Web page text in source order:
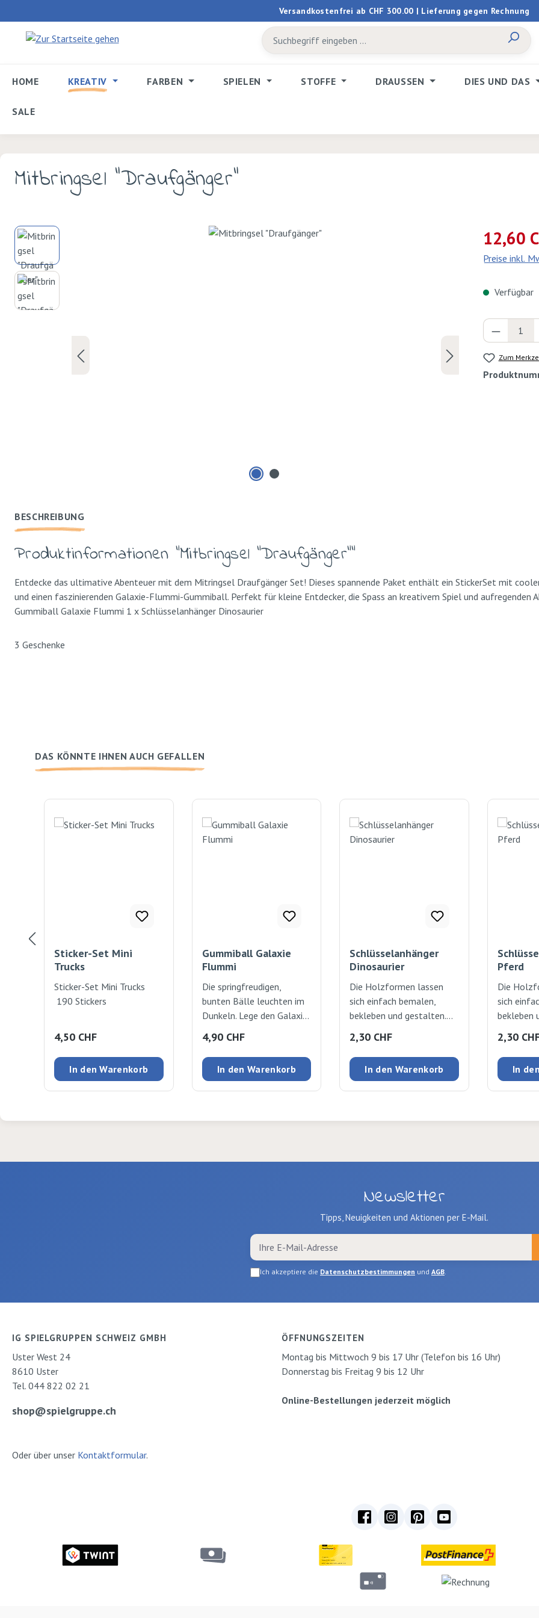
Versandkostenfrei ab CHF 300.00 | Lieferung gegen Rechnung
HOME KREATIV FARBEN SPIELEN STOFFE DRAUSSEN DIES UND DAS
SALE
Mitbringsel "Draufgänger"
Bildergalerie überspringen Verkaufspreis:
12,60
Preise inkl.
Verfügbar
Produkt
Zum
BESCHREIBUNG
Produktinformationen "Mitbringsel "Draufgänger""
Entdecke das ultimative Abenteuer mit dem Mitringsel Draufgänger Set! Dieses spannende Paket enthält ein StickerSet mit
und einen faszinierenden Galaxie-Flummi-Gummiball. Perfekt für kleine Entdecker, die Spass an kreativem Spiel und
Gummiball Galaxie Flummi 1 x Schlüsselanhänger Dinosaurier
3 Geschenke
DAS KÖNNTE IHNEN AUCH GEFALLEN
Sticker-Set Mini
Trucks
Sticker-Set Mini Trucks
190 Stickers
Regulärer Preis:
4,50 CHF
In den Warenkorb
Gummiball Galaxie
Flummi
Die springfreudigen,
bunten Bälle leuchten im
Dunkeln. Lege den Galaxie
Licht und schon beginnt er
wie ein kleiner Planet zu
leuchten. Eignet sich auch
gut als kleines Geschenk
Regulärer Preis:
4,90 CHF
In den Warenkorb
Schlüsselanhänger
Dinosaurier
Die Holzformen lassen
sich einfach bemalen,
bekleben und gestalten.
-7cm. ca. 4 -7cm / 7mm
dick
Regulärer Preis:
2,30 CHF
In den Warenkorb
Pferd
Die
sich
bekleben
-7cm. ca.
dick
2,30
In
Newsletter
Tipps, Neuigkeiten und Aktionen per E-Mail.
Ich akzeptiere die Datenschutzbestimmungen und AGB.
IG SPIELGRUPPEN SCHWEIZ GMBH
Uster West 24
8610 Uster
Tel. 044 822 02 21
shop@spielgruppe.ch
Oder über unser Kontaktformular.
ÖFFNUNGSZEITEN
Montag bis Mittwoch 9 bis 17 Uhr (Telefon bis 16 Uhr)
Donnerstag bis Freitag 9 bis 12 Uhr
Online-Bestellungen jederzeit möglich